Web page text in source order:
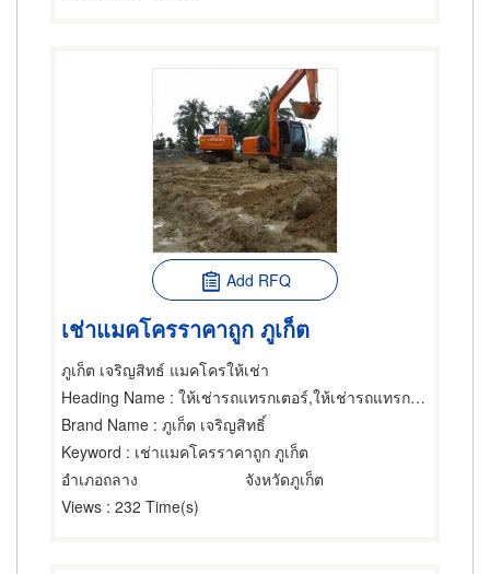
Add RFQ
เช่าแมคโครราคาถูก ภูเก็ต
ภูเก็ต เจริญสิทธ์ แมคโครให้เช่า
Heading Name : ให้เช่ารถแทรกเตอร์,ให้เช่ารถแทรกเตอร์,ให้เช่ารถแทรกเตอร์
Brand Name : ภูเก็ต เจริญสิทธิ์
Keyword : เช่าแมคโครราคาถูก ภูเก็ต
อำเภอถลาง
จังหวัดภูเก็ต
Views : 232 Time(s)